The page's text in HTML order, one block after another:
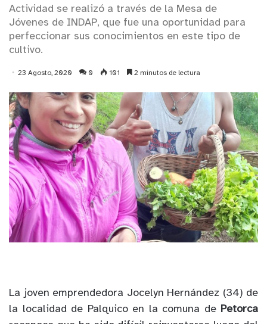
Actividad se realizó a través de la Mesa de
Jóvenes de INDAP, que fue una oportunidad para
perfeccionar sus conocimientos en este tipo de
cultivo.
23 Agosto, 2020 0 101 2 minutos de lectura
La joven emprendedora Jocelyn Hernández (34) de
la localidad de Palquico en la comuna de Petorca